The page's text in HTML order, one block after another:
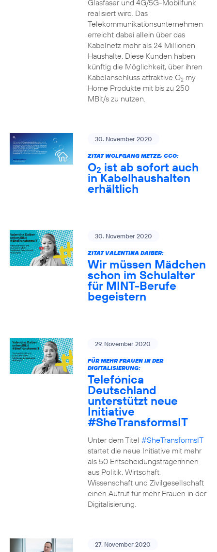
Glasfaser und 4G/5G-Mobilfunk
realisiert wird. Das
Telekommunikationsunternehmen
erreicht dabei allein über das
Kabelnetz mehr als 24 Millionen
Haushalte. Diese Kunden haben
künftig die Möglichkeit, über ihren
Kabelanschluss attraktive O2my
Home Produkte mit bis zu 250
MBit/s zu nutzen.
30. November 2020
ZITAT WOLFGANG METZE, CCO:
O2 ist ab sofort auch
in Kabelhaushalten
erhältlich
30. November 2020
ZITAT VALENTINA DAIBER:
Wir müssen Mädchen
schon im Schulalter
für MINT-Berufe
begeistern
29. November 2020
FÜR MEHR FRAUEN IN DER
DIGITALISIERUNG:
Telefónica
Deutschland
unterstützt neue
Initiative
#SheTransformsIT
Unter dem Titel #SheTransformsIT
startet die neue Initiative mit mehr
als 50 Entscheidungsträgerinnen
aus Politik, Wirtschaft,
Wissenschaft und Zivilgesellschaft
einen Aufruf für mehr Frauen in der
Digitalisierung.
27. November 2020